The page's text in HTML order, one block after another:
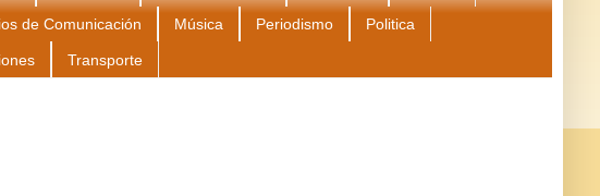
de Comunicación Música Periodismo Politica
Transporte